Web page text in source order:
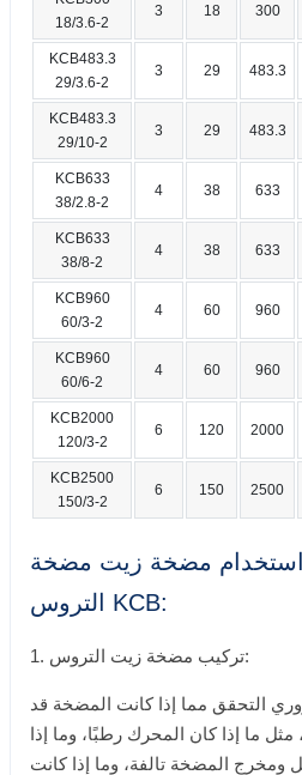
18/3.6-2
3 18 300
KCB483.3
29/3.6-2
3 29 483.3
KCB483.3
29/10-2
3 29 483.3
KCB633
38/2.8-2
4 38 633
KCB633
38/8-2
4 38 633
KCB960
60/3-2
4 60 960
KCB960
60/6-2
4 60 960
KCB2000
120/3-2
6 120 2000
KCB2500
150/3-2
6 150 2500
استخدام مضخة زيت مضخة
التروس KCB:
1. تركيب مضخة زيت التروس:
التحقق مما إذا كانت المضخة قد
ما إذا كان المحرك رطبًا، وما إذا
ومخرج المضخة تالفة، وما إذا كانت